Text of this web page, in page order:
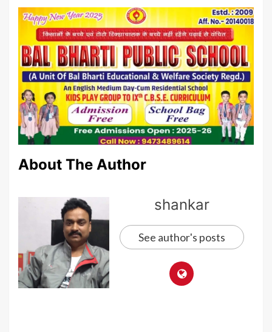
About The Author
shankar
See author's posts